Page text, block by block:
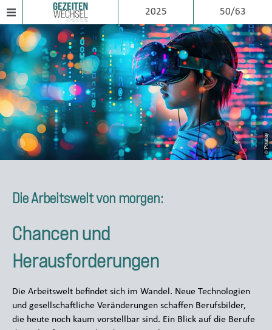
2025 50/63
© Pixabay
Die Arbeitswelt von morgen:
Chancen und
Herausforderungen
Die Arbeitswelt befindet sich im Wandel. Neue Technologien
und gesellschaftliche Veränderungen schaffen Berufsbilder,
die heute noch kaum vorstellbar sind. Ein Blick auf die Berufe